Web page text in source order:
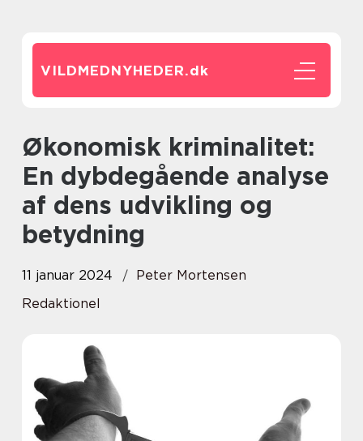
VILDMEDNYHEDER.dk
Økonomisk kriminalitet:
En dybdegående analyse
af dens udvikling og
betydning
11 januar 2024
Peter Mortensen
Redaktionel